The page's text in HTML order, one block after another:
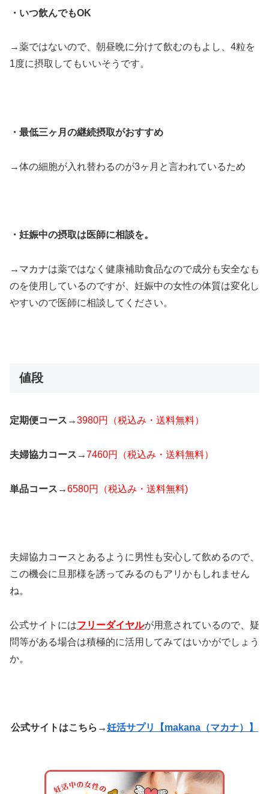
・いつ飲んでもOK
→薬ではないので、朝昼晩に分けて飲むのもよし、4粒を
1度に摂取してもいいそうです。
・最低三ヶ月の継続摂取がおすすめ
→体の細胞が入れ替わるのが3ヶ月と言われているため
・妊娠中の摂取は医師に相談を。
→マカナは薬ではなく健康補助食品なので成分も安全なも
のを使用しているのですが、妊娠中の女性の体質は変化し
やすいので医師に相談してください。
値段
定期便コース →3980円（税込み・送料無料）
夫婦協力コース →7460円（税込み・送料無料）
単品コース →6580円（税込み・送料無料)
夫婦協力コースとあるように男性も安心して飲めるので、
この機会に旦那様を誘ってみるのもアリかもしれません
ね。
公式サイトにはフリーダイヤルが用意されているので、疑
問等がある場合は積極的に活用してみてはいかがでしょう
か。
公式サイトはこちら→妊活サプリ【makana（マカナ）】